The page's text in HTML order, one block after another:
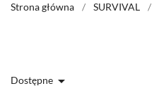
Strona główna SURVIVAL
Dostępne 